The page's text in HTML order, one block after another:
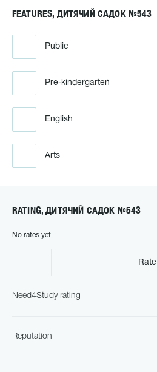
FEATURES, ДИТЯЧИЙ САДОК №543
Public
Pre-kindergarten
English
Arts
RATING, ДИТЯЧИЙ САДОК №543
No rates yet
Rate
Need4Study rating
Reputation